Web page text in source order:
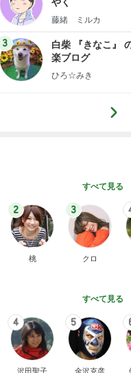
藤緒 ミルカ
3
白柴 『きなこ』
楽ブログ
ひろ☆みき
すべて見る
2
桃
3
クロ
すべて見る
4
沢田聖子
5
金沢克彦